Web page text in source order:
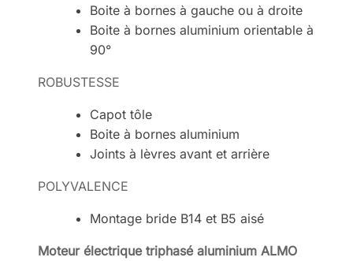
Boite à bornes à gauche ou à droite
Boite à bornes aluminium orientable à
90°
ROBUSTESSE
Capot tôle
Boite à bornes aluminium
Joints à lèvres avant et arrière
POLYVALENCE
Montage bride B14 et B5 aisé
Moteur électrique triphasé aluminium ALMO